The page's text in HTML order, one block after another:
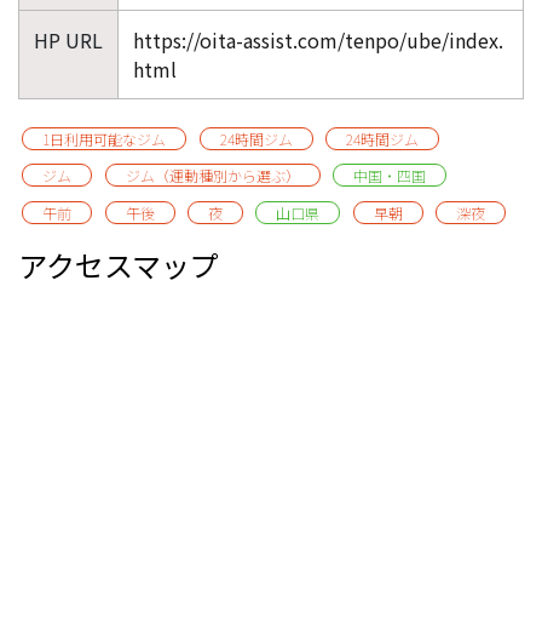
HP URL
https://oita-assist.com/tenpo/ube/index.
html
1日利用可能なジム 24時間ジム
24時間ジム
ジム
ジム（運動種別から選ぶ）
中国・四国
午前
午後 夜 山口県 早朝 深夜
アクセスマップ